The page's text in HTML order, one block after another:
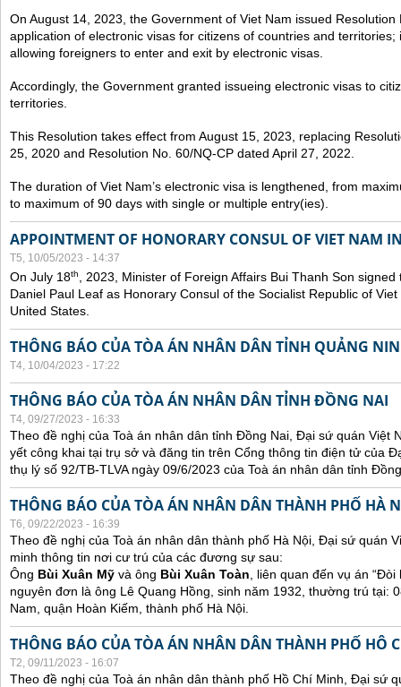
On August 14, 2023, the Government of Viet Nam issued
application of electronic visas for citizens of countries and
allowing foreigners to enter and exit by electronic visas.
Accordingly, the Government granted issueing electronic visas to
territories.
This Resolution takes effect from August 15, 2023, replacing
25, 2020 and Resolution No. 60/NQ-CP dated April 27, 2022.
The duration of Viet Nam’s electronic visa is lengthened, from
to maximum of 90 days with single or multiple entry(ies).
APPOINTMENT OF HONORARY CONSUL OF VIET NAM
T5, 10/05/2023 - 14:37
On July 18th
, 2023, Minister of Foreign Affairs Bui Thanh Son
Daniel Paul Leaf as Honorary Consul of the Socialist Republic of
United States.
THÔNG BÁO CỦA TÒA ÁN NHÂN DÂN TỈNH QUẢNG
T4, 10/04/2023 - 17:22
THÔNG BÁO CỦA TÒA ÁN NHÂN DÂN TỈNH ĐỒNG NAI
T4, 09/27/2023 - 16:33
Theo đề nghị của Toà án nhân dân tỉnh Đồng Nai, Đại sứ quán Việt
yết công khai tại trụ sở và đăng tin trên Cổng thông tin điện tử của
thụ lý số 92/TB-TLVA ngày 09/6/2023 của Toà án nhân dân tỉnh
THÔNG BÁO CỦA TÒA ÁN NHÂN DÂN THÀNH PHỐ HÀ
T6, 09/22/2023 - 16:39
Theo đề nghị của Toà án nhân dân thành phố Hà Nội, Đại sứ quán
minh thông tin nơi cư trú của các đương sự sau:
Ông Bùi Xuân Mỹ và ông Bùi Xuân Toàn , liên quan đến vụ án
nguyên đơn là ông Lê Quang Hồng, sinh năm 1932, thường trú tại:
Nam, quận Hoàn Kiếm, thành phố Hà Nội.
THÔNG BÁO CỦA TÒA ÁN NHÂN DÂN THÀNH PHỐ HÔ
T2, 09/11/2023 - 16:07
Theo đề nghị của Toà án nhân dân thành phố Hồ Chí Minh, Đại sứ